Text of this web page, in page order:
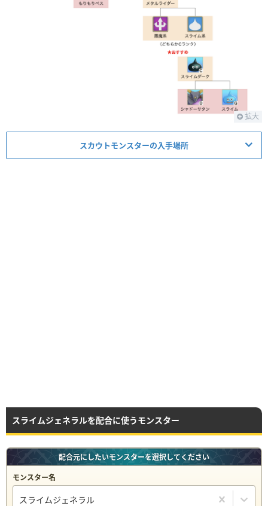
【覇王城の魔界】初級
【煉獄峠の魔界】初級
なし
拡大
スカウトモンスターの入手場所
スライムジェネラルを配合に使うモンスター
配合元にしたいモンスターを選択してください
モンスター名
スライムジェネラル